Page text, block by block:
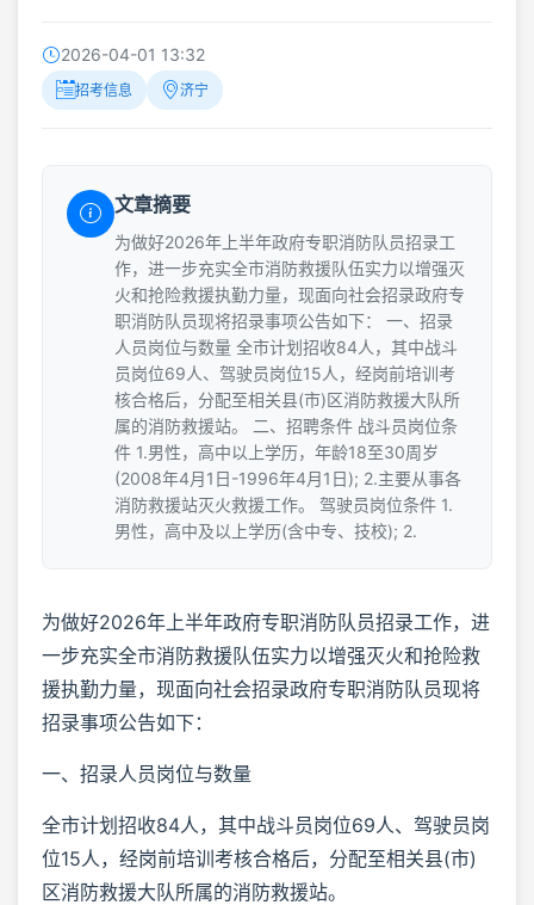
2026-04-01 13:32
招考信息 济宁
文章摘要
为做好2026年上半年政府专职消防队员招录工
作，进一步充实全市消防救援队伍实力以增强灭
火和抢险救援执勤力量，现面向社会招录政府专
职消防队员现将招录事项公告如下： 一、招录
人员岗位与数量 全市计划招收84人，其中战斗
员岗位69人、驾驶员岗位15人，经岗前培训考
核合格后，分配至相关县(市)区消防救援大队所
属的消防救援站。 二、招聘条件 战斗员岗位条
件 1.男性，高中以上学历，年龄18至30周岁
(2008年4月1日-1996年4月1日); 2.主要从事各
消防救援站灭火救援工作。 驾驶员岗位条件 1.
男性，高中及以上学历(含中专、技校); 2.
为做好2026年上半年政府专职消防队员招录工作，进
一步充实全市消防救援队伍实力以增强灭火和抢险救
援执勤力量，现面向社会招录政府专职消防队员现将
招录事项公告如下：
一、招录人员岗位与数量
全市计划招收84人，其中战斗员岗位69人、驾驶员岗
位15人，经岗前培训考核合格后，分配至相关县(市)
区消防救援大队所属的消防救援站。